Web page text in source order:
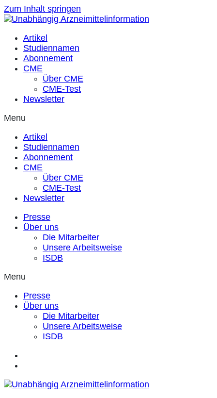
Zum Inhalt springen
Artikel
Studiennamen
Abonnement
CME
Über CME
CME-Test
Newsletter
Menu
Artikel
Studiennamen
Abonnement
CME
Über CME
CME-Test
Newsletter
Presse
Über uns
Die Mitarbeiter
Unsere Arbeitsweise
ISDB
Menu
Presse
Über uns
Die Mitarbeiter
Unsere Arbeitsweise
ISDB